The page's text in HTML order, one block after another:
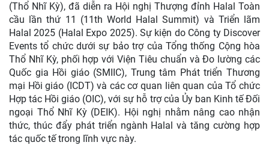
(Thổ Nhĩ Kỳ), đã diễn ra Hội nghị Thượng đỉnh Halal Toàn
cầu lần thứ 11 (11th World Halal Summit) và Triển lãm
Halal 2025 (Halal Expo 2025). Sự kiện do Công ty Discover
Events tổ chức dưới sự bảo trợ của Tổng thống Cộng hòa
Thổ Nhĩ Kỳ, phối hợp với Viện Tiêu chuẩn và Đo lường các
Quốc gia Hồi giáo (SMIIC), Trung tâm Phát triển Thương
mại Hồi giáo (ICDT) và các cơ quan liên quan của Tổ chức
Hợp tác Hồi giáo (OIC), với sự hỗ trợ của Ủy ban Kinh tế Đối
ngoại Thổ Nhĩ Kỳ (DEIK). Hội nghị nhằm nâng cao nhận
thức, thúc đẩy phát triển ngành Halal và tăng cường hợp
tác quốc tế trong lĩnh vực này.